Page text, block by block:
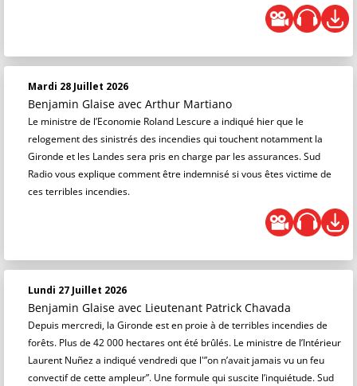
Mardi 28 Juillet 2026
Benjamin Glaise avec Arthur Martiano
Le ministre de l’Economie Roland Lescure a indiqué hier que le
relogement des sinistrés des incendies qui touchent notamment la
Gironde et les Landes sera pris en charge par les assurances. Sud
Radio vous explique comment être indemnisé si vous êtes victime de
ces terribles incendies.
Lundi 27 Juillet 2026
Benjamin Glaise avec Lieutenant Patrick Chavada
Depuis mercredi, la Gironde est en proie à de terribles incendies de
forêts. Plus de 42 000 hectares ont été brûlés. Le ministre de l’Intérieur
Laurent Nuñez a indiqué vendredi que l'”on n’avait jamais vu un feu
convectif de cette ampleur”. Une formule qui suscite l’inquiétude. Sud